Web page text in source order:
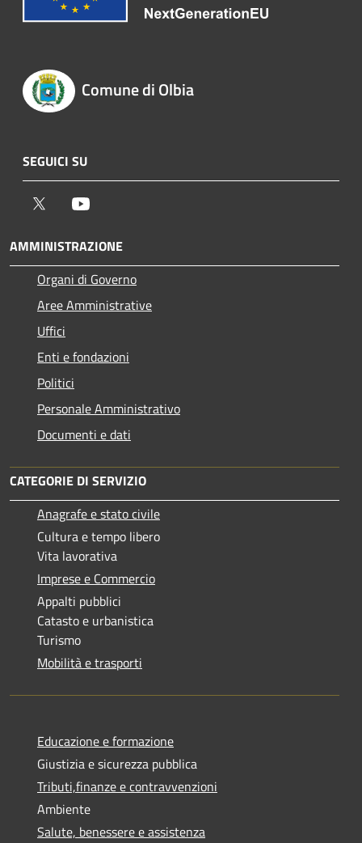
Comune di Olbia
SEGUICI SU
Twitter
AMMINISTRAZIONE
Organi di Governo
Aree Amministrative
Uffici
Enti e fondazioni
Politici
Personale Amministrativo
Documenti e dati
CATEGORIE DI SERVIZIO
Anagrafe e stato civile
Cultura e tempo libero
Vita lavorativa
Imprese e Commercio
Appalti pubblici
Catasto e urbanistica
Turismo
Mobilità e trasporti
Educazione e formazione
Giustizia e sicurezza pubblica
Tributi,finanze e contravvenzioni
Ambiente
Salute, benessere e assistenza